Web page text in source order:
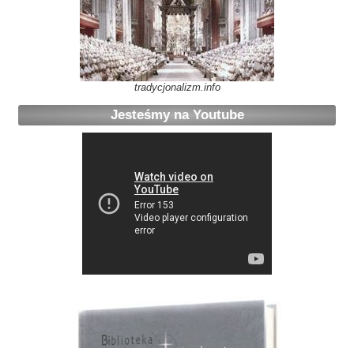
tradycjonalizm.info
Jesteśmy na Youtube